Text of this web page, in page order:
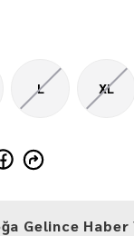
L XL
Gelince Haber